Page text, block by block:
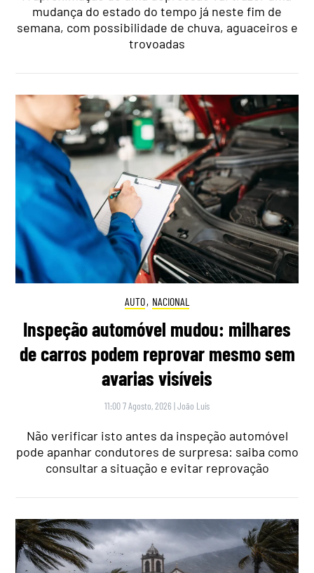
mudança do estado do tempo já neste fim de
semana, com possibilidade de chuva, aguaceiros e
trovoadas
AUTO, NACIONAL
Inspeção automóvel mudou: milhares
de carros podem reprovar mesmo sem
avarias visíveis
11:00 7 Agosto, 2026 |João Luís
Não verificar isto antes da inspeção automóvel
pode apanhar condutores de surpresa: saiba como
consultar a situação e evitar reprovação